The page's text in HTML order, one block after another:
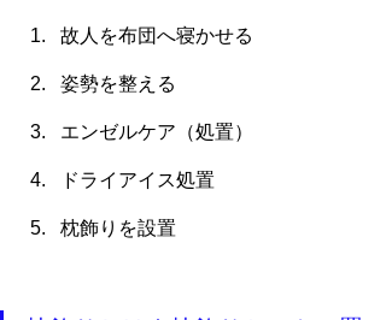
故人を布団へ寝かせる
姿勢を整える
エンゼルケア（処置）
ドライアイス処置
枕飾りを設置